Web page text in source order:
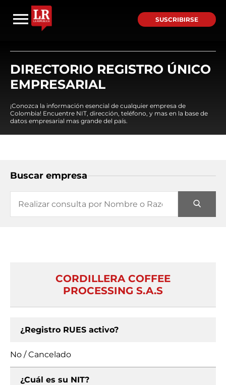
SUSCRIBIRSE
DIRECTORIO REGISTRO ÚNICO
EMPRESARIAL
¡Conozca la información esencial de cualquier empresa de
Colombia! Encuentre NIT, dirección, teléfono, y mas en la base de
datos empresarial mas grande del país.
Buscar empresa
CORDILLERA COFFEE
PROCESSING S.A.S
¿Registro RUES activo?
No / Cancelado
¿Cuál es su NIT?